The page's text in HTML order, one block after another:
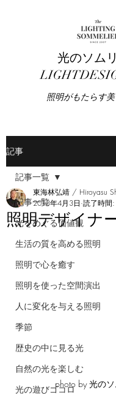
光のソム
照明がもたらす
記事
記事一覧
光をめぐる価値観
生活の質を高める照明
照明で心を癒す
照明を使った空間演出
人に変化を与える照明
季節
歴史の中に見る光
自然の光を楽しむ
光の遊びゴコロ
記事一覧
照明デザイナ
東海林弘靖 / Hiroyasu
2013年4月3日 読了時間
photo by 光の